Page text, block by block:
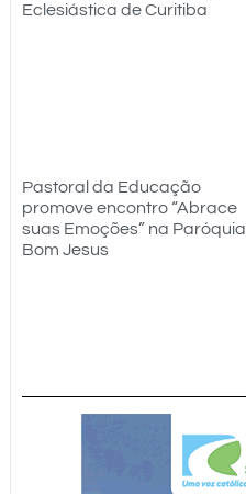
Eclesiástica de Curitiba
Pastoral da Educação
promove encontro “Abrace
suas Emoções” na Paróquia
Bom Jesus